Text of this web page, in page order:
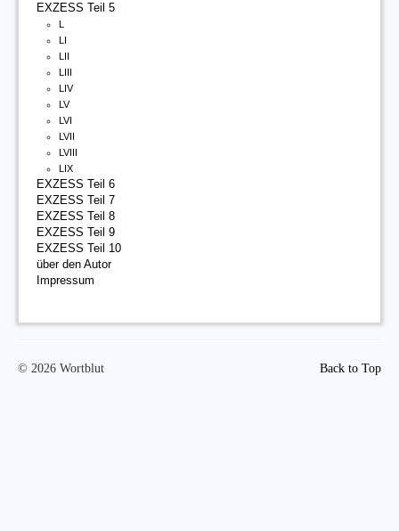
EXZESS Teil 5
L
LI
LII
LIII
LIV
LV
LVI
LVII
LVIII
LIX
EXZESS Teil 6
EXZESS Teil 7
EXZESS Teil 8
EXZESS Teil 9
EXZESS Teil 10
über den Autor
Impressum
Back to Top
© 2026 Wortblut